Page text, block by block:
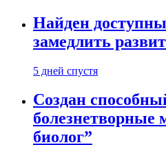
Найден
замедлить
5 дней спустя
Создан
биолог”